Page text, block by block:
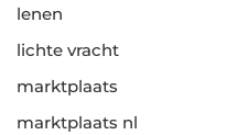
lenen
lichte vracht
marktplaats
marktplaats nl